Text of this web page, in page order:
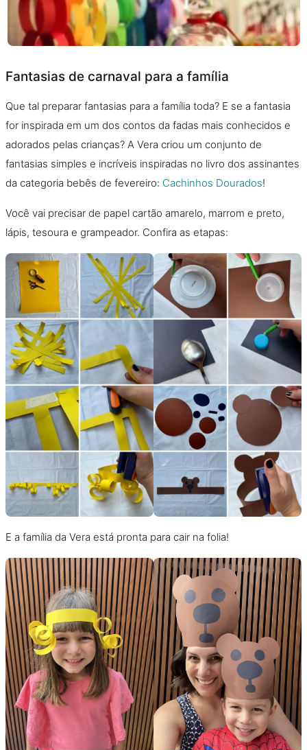
Fantasias de carnaval para a família
Que tal preparar fantasias para a família toda? E se a fantasia
for inspirada em um dos contos da fadas mais conhecidos e
adorados pelas crianças? A Vera criou um conjunto de
fantasias simples e incríveis inspiradas no livro dos assinantes
da categoria bebês de fevereiro: Cachinhos Dourados!
Você vai precisar de papel cartão amarelo, marrom e preto,
lápis, tesoura e grampeador. Confira as etapas:
E a família da Vera está pronta para cair na folia!